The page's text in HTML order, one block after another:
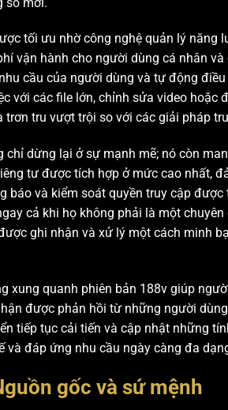
tối ưu nhờ công nghệ quản lý năng
vận hành cho người dùng cá nhân
cầu của người dùng và tự động
với các file lớn, chỉnh sửa video hoặc
tru vượt trội so với các giải pháp
chỉ dừng lại ở sự mạnh mẽ; nó còn
tư được tích hợp ở mức cao nhất,
báo và kiểm soát quyền truy cập
cả khi họ không phải là một
ghi nhận và xử lý một cách minh
xung quanh phiên bản 188v giúp
được phản hồi từ những người
tiếp tục cải tiến và cập nhật những
và đáp ứng nhu cầu ngày càng đa
gốc và sứ mệnh